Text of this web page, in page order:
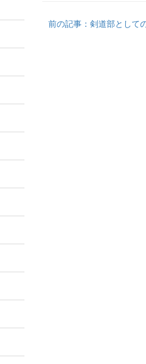
前の記事：剣道部として